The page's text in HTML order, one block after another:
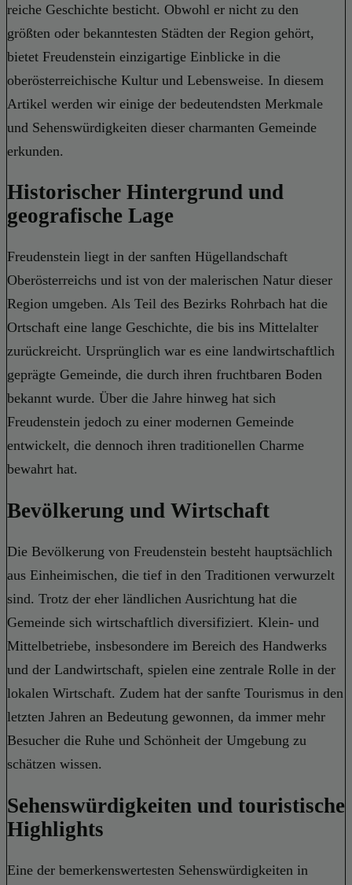
reiche Geschichte besticht. Obwohl er nicht zu den
größten oder bekanntesten Städten der Region gehört,
bietet Freudenstein einzigartige Einblicke in die
oberösterreichische Kultur und Lebensweise. In diesem
Artikel werden wir einige der bedeutendsten Merkmale
und Sehenswürdigkeiten dieser charmanten Gemeinde
erkunden.
Historischer Hintergrund und
geografische Lage
Freudenstein liegt in der sanften Hügellandschaft
Oberösterreichs und ist von der malerischen Natur dieser
Region umgeben. Als Teil des Bezirks Rohrbach hat die
Ortschaft eine lange Geschichte, die bis ins Mittelalter
zurückreicht. Ursprünglich war es eine landwirtschaftlich
geprägte Gemeinde, die durch ihren fruchtbaren Boden
bekannt wurde. Über die Jahre hinweg hat sich
Freudenstein jedoch zu einer modernen Gemeinde
entwickelt, die dennoch ihren traditionellen Charme
bewahrt hat.
Bevölkerung und Wirtschaft
Die Bevölkerung von Freudenstein besteht hauptsächlich
aus Einheimischen, die tief in den Traditionen verwurzelt
sind. Trotz der eher ländlichen Ausrichtung hat die
Gemeinde sich wirtschaftlich diversifiziert. Klein- und
Mittelbetriebe, insbesondere im Bereich des Handwerks
und der Landwirtschaft, spielen eine zentrale Rolle in der
lokalen Wirtschaft. Zudem hat der sanfte Tourismus in den
letzten Jahren an Bedeutung gewonnen, da immer mehr
Besucher die Ruhe und Schönheit der Umgebung zu
schätzen wissen.
Sehenswürdigkeiten und touristische
Highlights
Eine der bemerkenswertesten Sehenswürdigkeiten in